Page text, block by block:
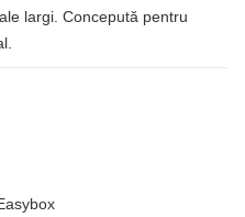
largi. Concepută pentru